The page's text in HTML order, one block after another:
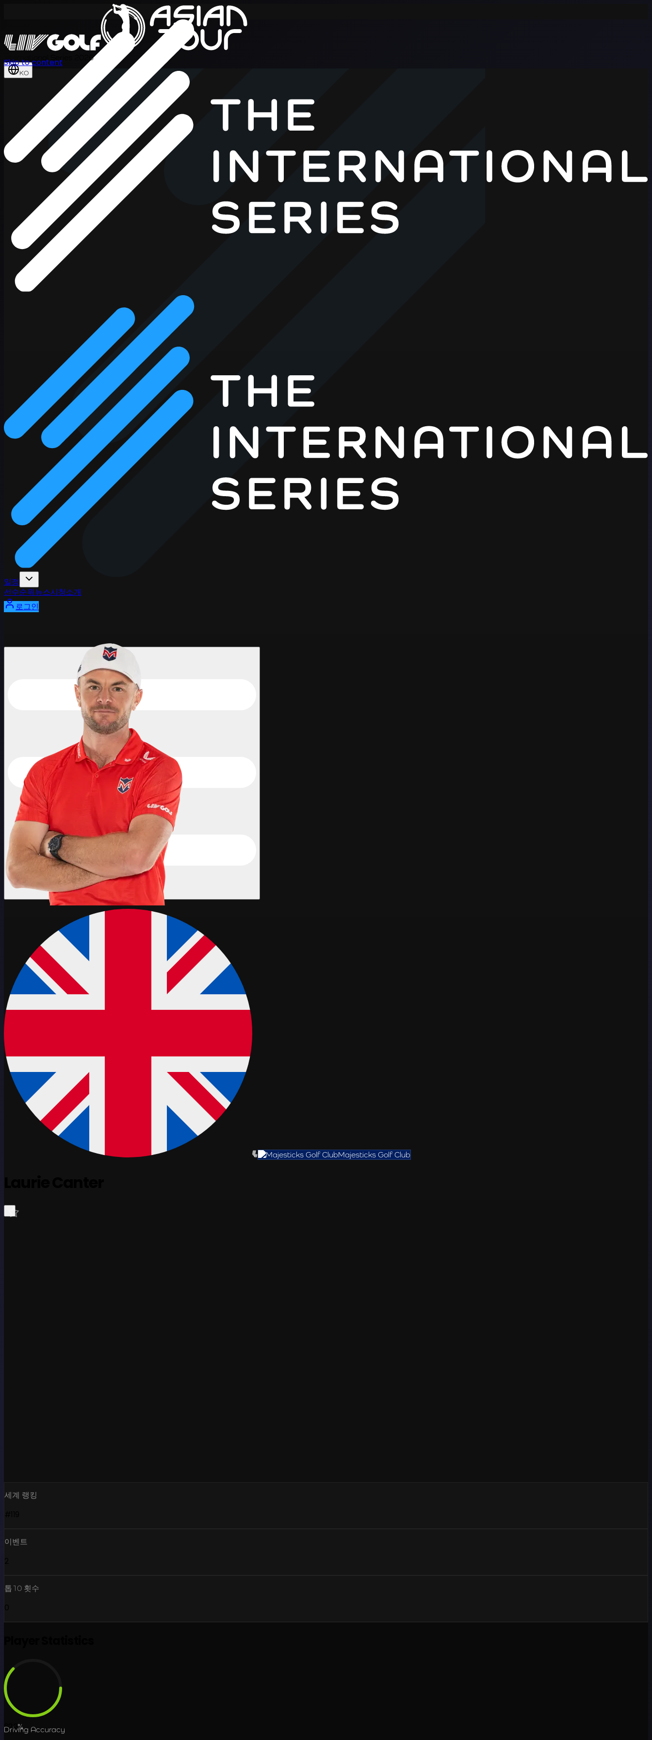
International Series 2026
KO
일정
선수순위뉴스시청소개
로그인
Skip to content
Majesticks Golf Club
세계 랭킹
이벤트
톱10 횟수
62.2%
Driving Accuracy